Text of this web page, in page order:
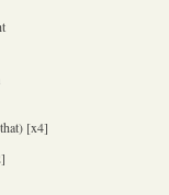
[x4]